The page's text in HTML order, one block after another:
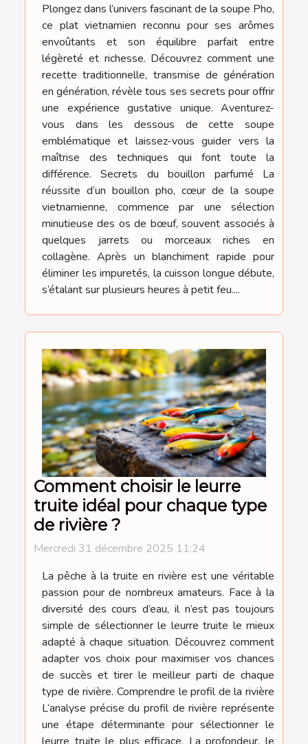
Plongez dans l’univers fascinant de la soupe Pho,
ce plat vietnamien reconnu pour ses arômes
envoûtants et son équilibre parfait entre
légèreté et richesse. Découvrez comment une
recette traditionnelle, transmise de génération
en génération, révèle tous ses secrets pour offrir
une expérience gustative unique. Aventurez-
vous dans les dessous de cette soupe
emblématique et laissez-vous guider vers la
maîtrise des techniques qui font toute la
différence. Secrets du bouillon parfumé La
réussite d’un bouillon pho, cœur de la soupe
vietnamienne, commence par une sélection
minutieuse des os de bœuf, souvent associés à
quelques jarrets ou morceaux riches en
collagène. Après un blanchiment rapide pour
éliminer les impuretés, la cuisson longue débute,
s’étalant sur plusieurs heures à petit feu....
Comment choisir le leurre
truite idéal pour chaque type
de rivière ?
Mercredi 31 décembre 2025 11:24
La pêche à la truite en rivière est une véritable
passion pour de nombreux amateurs. Face à la
diversité des cours d’eau, il n’est pas toujours
simple de sélectionner le leurre truite le mieux
adapté à chaque situation. Découvrez comment
adapter vos choix pour maximiser vos chances
de succès et tirer le meilleur parti de chaque
type de rivière. Comprendre le profil de la rivière
L’analyse précise du profil de rivière représente
une étape déterminante pour sélectionner le